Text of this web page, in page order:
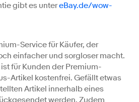
gibt es untereBay.de/wow-
Service für Käufer, der
einfacher und sorgloser macht.
ist für Kunden der Premium-
Artikel kostenfrei. Gefällt etwas
Artikel innerhalb eines
werden. Zudem